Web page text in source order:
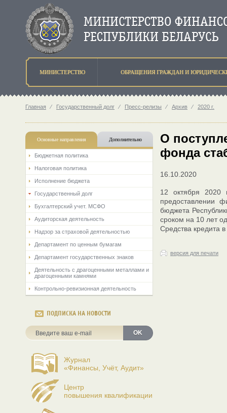
МИНИСТЕРСТВО ОБРАЩЕНИЯ ГРАЖДАН И
Главная ⁄ Государственный долг ⁄ Пресс-релизы ⁄ Архив ⁄ 2020 г.
Основные направления Дополнительно
Бюджетная политика
Налоговая политика
Исполнение бюджета
Государственный долг
Бухгалтерский учет. МСФО
Аудиторская деятельность
Надзор за страховой деятельностью
Департамент по ценным бумагам
Департамент государственных знаков
Деятельность с драгоценными металлами и
драгоценными камнями
Контрольно-ревизионная деятельность
ПОДПИСКА НА НОВОСТИ
OK
Журнал
«Финансы, Учёт, Аудит»
Центр
повышения квалификации
О
фонда
16.10.2020
12 октября 2020
предоставлении
бюджета
сроком на 10 лет
Средства кредита
версия для печати